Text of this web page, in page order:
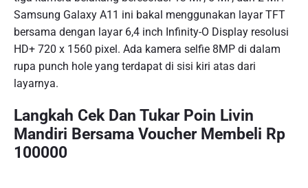
Samsung Galaxy A11 ini bakal menggunakan layar TFT
bersama dengan layar 6,4 inch Infinity-O Display resolusi
HD+ 720 x 1560 pixel. Ada kamera selfie 8MP di dalam
rupa punch hole yang terdapat di sisi kiri atas dari
layarnya.
Langkah Cek Dan Tukar Poin Livin
Mandiri Bersama Voucher Membeli Rp
100000